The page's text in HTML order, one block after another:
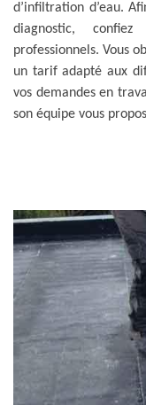
d’infiltration d’eau.
diagnostic,
professionnels. Vous
un tarif adapté aux
vos demandes en
son équipe vous